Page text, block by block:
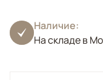
Наличие:
На складе в